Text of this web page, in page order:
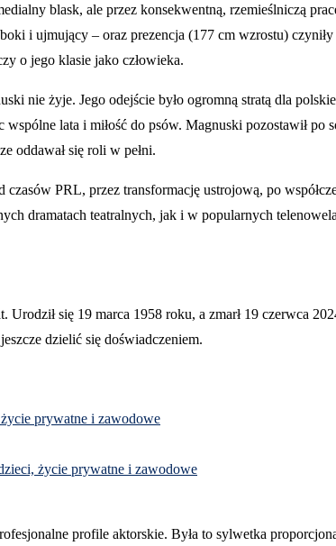
blask, ale przez konsekwentną, rzemieślniczą
i ujmujący – oraz prezencja (177 cm wzrostu)
o jego klasie jako człowieka.
nie żyje. Jego odejście było ogromną stratą dla
lata i miłość do psów. Magnuski pozostawił
oddawał się roli w pełni.
PRL, przez transformację ustrojową, po
dramatach teatralnych, jak i w popularnych
Urodził się 19 marca 1958 roku, a zmarł 19 czerwca
dzielić się doświadczeniem.
prywatne i zawodowe
życie prywatne i zawodowe
profile aktorskie. Była to sylwetka